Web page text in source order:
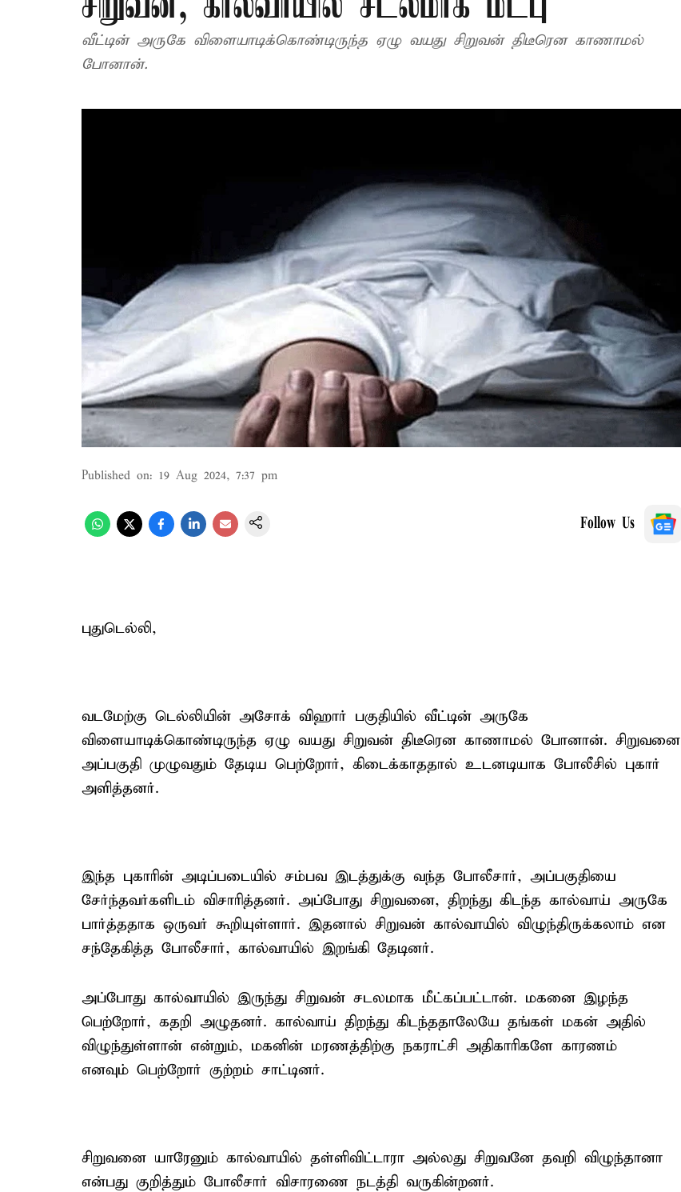
வீட்டின் அருகே விளையாடிக்கொண்டிருந்த ஏழு வயது சிறுவன் திடீரென காணாமல்
போனான்.
Published on: 19 Aug 2024, 7:37 pm
Follow Us
புதுடெல்லி,
வடமேற்கு டெல்லியின் அசோக் விஹார் பகுதியில் வீட்டின் அருகே
விளையாடிக்கொண்டிருந்த ஏழு வயது சிறுவன் திடீரென காணாமல் போனான். சிறுவனை
அப்பகுதி முழுவதும் தேடிய பெற்றோர், கிடைக்காததால் உடனடியாக போலீசில் புகார்
அளித்தனர்.
இந்த புகாரின் அடிப்படையில் சம்பவ இடத்துக்கு வந்த போலீசார், அப்பகுதியை
சேர்ந்தவர்களிடம் விசாரித்தனர். அப்போது சிறுவனை, திறந்து கிடந்த கால்வாய் அருகே
பார்த்ததாக ஒருவர் கூறியுள்ளார். இதனால் சிறுவன் கால்வாயில் விழுந்திருக்கலாம் என
சந்தேகித்த போலீசார், கால்வாயில் இறங்கி தேடினர்.
அப்போது கால்வாயில் இருந்து சிறுவன் சடலமாக மீட்கப்பட்டான். மகனை இழந்த
பெற்றோர், கதறி அழுதனர். கால்வாய் திறந்து கிடந்ததாலேயே தங்கள் மகன் அதில்
விழுந்துள்ளான் என்றும், மகனின் மரணத்திற்கு நகராட்சி அதிகாரிகளே காரணம்
எனவும் பெற்றோர் குற்றம் சாட்டினர்.
சிறுவனை யாரேனும் கால்வாயில் தள்ளிவிட்டாரா அல்லது சிறுவனே தவறி விழுந்தானா
என்பது குறித்தும் போலீசார் விசாரணை நடத்தி வருகின்றனர்.